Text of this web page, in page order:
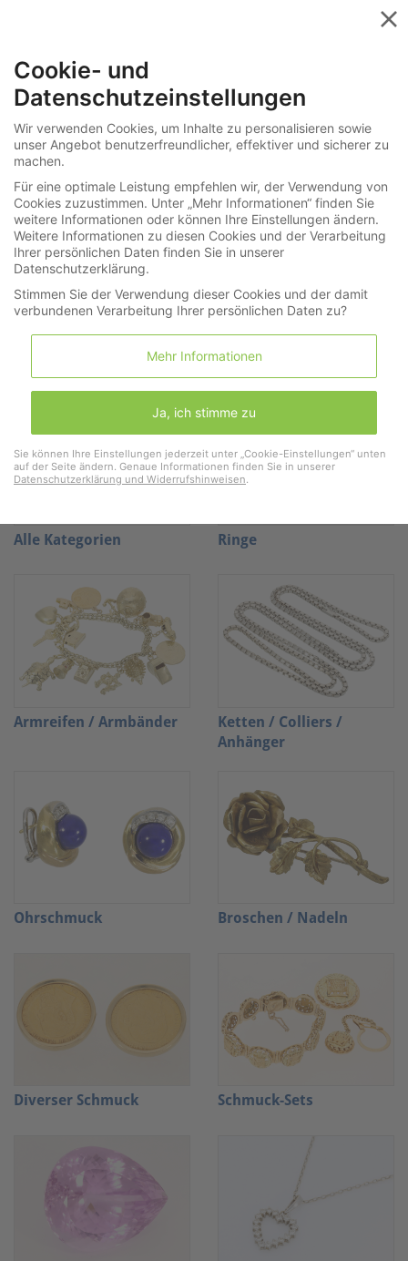
Auktionen|Videos im Spotlicht
Cookies|
Cortrie Last Minute Auktionen
Nächste Auktion:
Auktionen und Versteigerungen von: Einlieferungen
Partien, Posten und Gelegenheiten
Alle Kategorien Ringe
Armreifen / Armbänder
Ketten / Colliers /
Anhänger
Ohrschmuck Broschen / Nadeln
Diverser Schmuck Schmuck-Sets
Cookie- und
Datenschutzeinstellungen
Wir verwenden Cookies, um Inhalte zu personalisieren sowie
unser Angebot benutzerfreundlicher, effektiver und sicherer zu
machen.
Für eine optimale Leistung empfehlen wir, der Verwendung von
Cookies zuzustimmen. Unter „Mehr Informationen“ finden Sie
weitere Informationen oder können Ihre Einstellungen ändern.
Weitere Informationen zu diesen Cookies und der Verarbeitung
Ihrer persönlichen Daten finden Sie in unserer
Datenschutzerklärung.
Stimmen Sie der Verwendung dieser Cookies und der damit
verbundenen Verarbeitung Ihrer persönlichen Daten zu?
Mehr Informationen
Ja, ich stimme zu
Sie können Ihre Einstellungen jederzeit unter „Cookie-Einstellungen“ unten
auf der Seite ändern. Genaue Informationen finden Sie in unserer
Datenschutzerklärung und Widerrufshinweisen.